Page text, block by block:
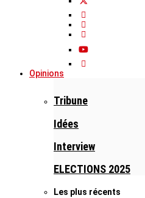
Opinions
Tribune
Idées
Interview
ELECTIONS 2025
Les plus récents